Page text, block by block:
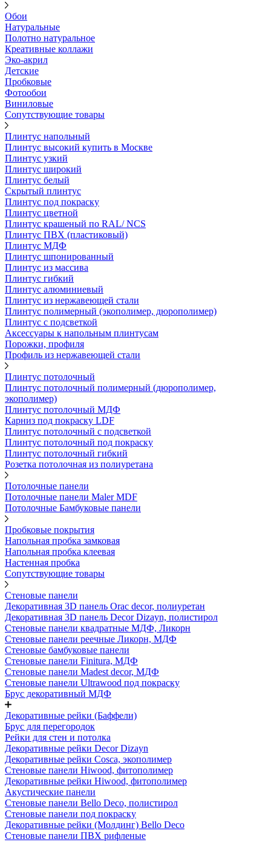
Обои
Натуральные
Полотно натуральное
Креативные коллажи
Эко-акрил
Детские
Пробковые
Фотообои
Виниловые
Сопутствующие товары
Плинтус напольный
Плинтус высокий купить в Москве
Плинтус узкий
Плинтус широкий
Плинтус белый
Скрытый плинтус
Плинтус под покраску
Плинтус цветной
Плинтус крашеный по RAL/ NCS
Плинтус ПВХ (пластиковый)
Плинтус МДФ
Плинтус шпонированный
Плинтус из массива
Плинтус гибкий
Плинтус алюминиевый
Плинтус из нержавеющей стали
Плинтус полимерный (экополимер, дюрополимер)
Плинтус с подсветкой
Аксессуары к напольным плинтусам
Порожки, профиля
Профиль из нержавеющей стали
Плинтус потолочный
Плинтус потолочный полимерный (дюрополимер,
экополимер)
Плинтус потолочный МДФ
Карниз под покраску LDF
Плинтус потолочный с подсветкой
Плинтус потолочный под покраску
Плинтус потолочный гибкий
Розетка потолочная из полиуретана
Потолочные панели
Потолочные панели Maler MDF
Потолочные Бамбуковые панели
Пробковые покрытия
Напольная пробка замковая
Напольная пробка клеевая
Настенная пробка
Сопутствующие товары
Стеновые панели
Декоративная 3D панель Orac decor, полиуретан
Декоративная 3D панель Decor Dizayn, полистирол
Стеновые панели квадратные МДФ, Ликорн
Стеновые панели реечные Ликорн, МДФ
Стеновые бамбуковые панели
Стеновые панели Finitura, МДФ
Стеновые панели Madest decor, МДФ
Стеновые панели Ultrawood под покраску
Брус декоративный МДФ
Декоративные рейки (Баффели)
Брус для перегородок
Рейки для стен и потолка
Декоративные рейки Decor Dizayn
Декоративные рейки Cosca, экополимер
Стеновые панели Hiwood, фитополимер
Декоративные рейки Hiwood, фитополимер
Акустические панели
Стеновые панели Bello Deco, полистирол
Стеновые панели под покраску
Декоративные рейки (Молдинг) Bello Deco
Стеновые панели ПВХ рифленые